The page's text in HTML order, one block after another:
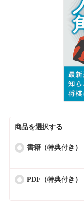
商品を選択する
書籍（特典付き）
PDF（特典付き）